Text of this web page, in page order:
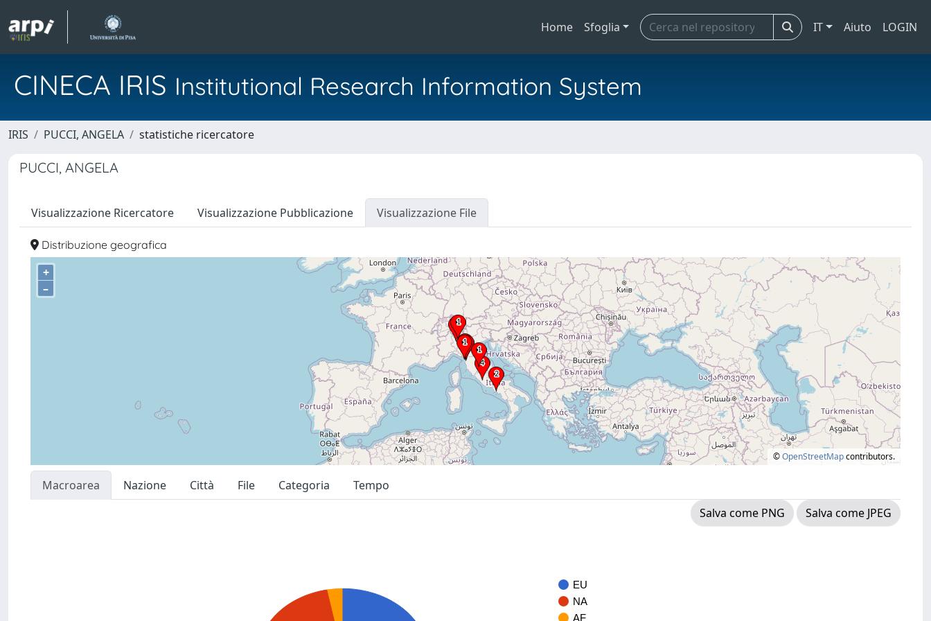
Home Sfoglia IT Aiuto LOGIN
CINECA IRIS Institutional Research Information System
IRIS PUCCI, ANGELA statistiche ricercatore
PUCCI, ANGELA
Visualizzazione Ricercatore Visualizzazione Pubblicazione Visualizzazione File
Distribuzione geografica
+
–
©OpenStreetMapcontributors.
Macroarea Nazione Città File Categoria
Tempo
Salva come PNG
Salva come JPEG
EU
NA
AF